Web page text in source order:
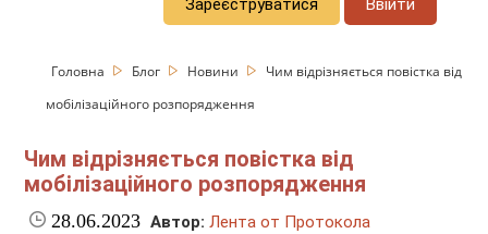
Зареєструватися Ввійти
Головна Блог Новини
Чим відрізняється повістка від
мобілізаційного розпорядження
Чим відрізняється повістка від
мобілізаційного розпорядження
28.06.2023 Автор: Лента от Протокола